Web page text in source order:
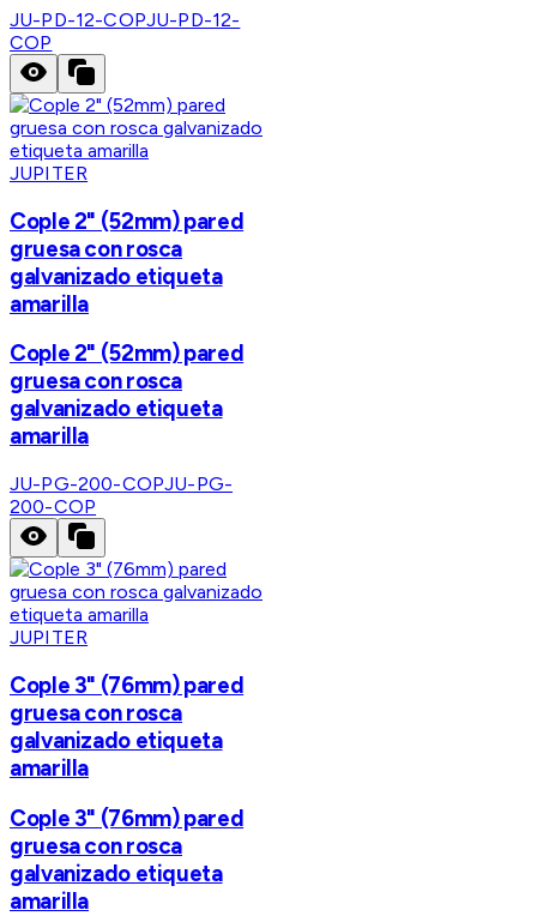
JU-PD-12-COPJU-PD-12-
COP
JUPITER
Cople 2" (52mm) pared
gruesa con rosca
galvanizado etiqueta
amarilla
Cople 2" (52mm) pared
gruesa con rosca
galvanizado etiqueta
amarilla
JU-PG-200-COPJU-PG-
200-COP
JUPITER
Cople 3" (76mm) pared
gruesa con rosca
galvanizado etiqueta
amarilla
Cople 3" (76mm) pared
gruesa con rosca
galvanizado etiqueta
amarilla